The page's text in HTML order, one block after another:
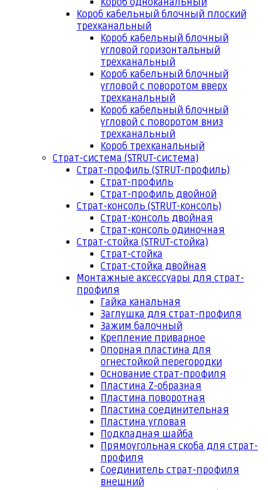
Короб одноканальный
Короб кабельный блочный плоский
трехканальный
Короб кабельный блочный
угловой горизонтальный
трехканальный
Короб кабельный блочный
угловой с поворотом вверх
трехканальный
Короб кабельный блочный
угловой с поворотом вниз
трехканальный
Короб трехканальный
Страт-система (STRUT-система)
Страт-профиль (STRUT-профиль)
Страт-профиль
Страт-профиль двойной
Страт-консоль (STRUT-консоль)
Страт-консоль двойная
Страт-консоль одиночная
Страт-стойка (STRUT-стойка)
Страт-стойка
Страт-стойка двойная
Монтажные аксессуары для страт-
профиля
Гайка канальная
Заглушка для страт-профиля
Зажим балочный
Крепление приварное
Опорная пластина для
огнестойкой перегородки
Основание страт-профиля
Пластина Z-образная
Пластина поворотная
Пластина соединительная
Пластина угловая
Подкладная шайба
Прямоугольная скоба для страт-
профиля
Соединитель страт-профиля
внешний